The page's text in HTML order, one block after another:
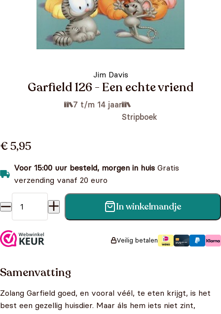
Jim Davis
Garfield 126 - Een echte vriend
7 t/m 14 jaar
Stripboek
€ 5,95
Voor 15:00 uur besteld, morgen in huis Gratis
verzending vanaf 20 euro
Garfield 126 - Een echte vriend aantalIn winkelmandje
Veilig betalen
Samenvatting
Zolang Garfield goed, en vooral véél, te eten krijgt, is het
best een gezellig huisdier. Maar áls hem iets niet zint,